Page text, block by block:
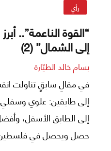
رأي
“القوة الناعمة”..
إلى الشمال” (2)
بسام خالد الطيّارة
في مقالٍ سابقٍ تناولت
إلى طابقين: علوي
إلى الطابق الأسفل،
حصل ويحصل في فلسطين